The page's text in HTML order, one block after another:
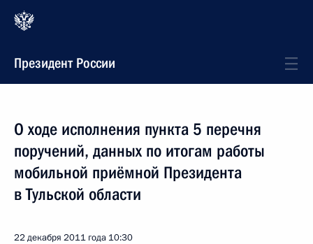
Президент России
О ходе исполнения пункта 5 перечня
поручений, данных по итогам работы
мобильной приёмной Президента
в Тульской области
22 декабря 2011 года 10:30